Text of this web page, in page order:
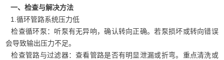
一、检查与解决方法
1.循环管路系统压力低
检查循环泵：听泵有无异响，确认转向正确。若泵损坏或转向错误
会导致输出压力不足。
检查管路与过滤器：查看管路是否有明显泄漏或折弯。重点清洗或